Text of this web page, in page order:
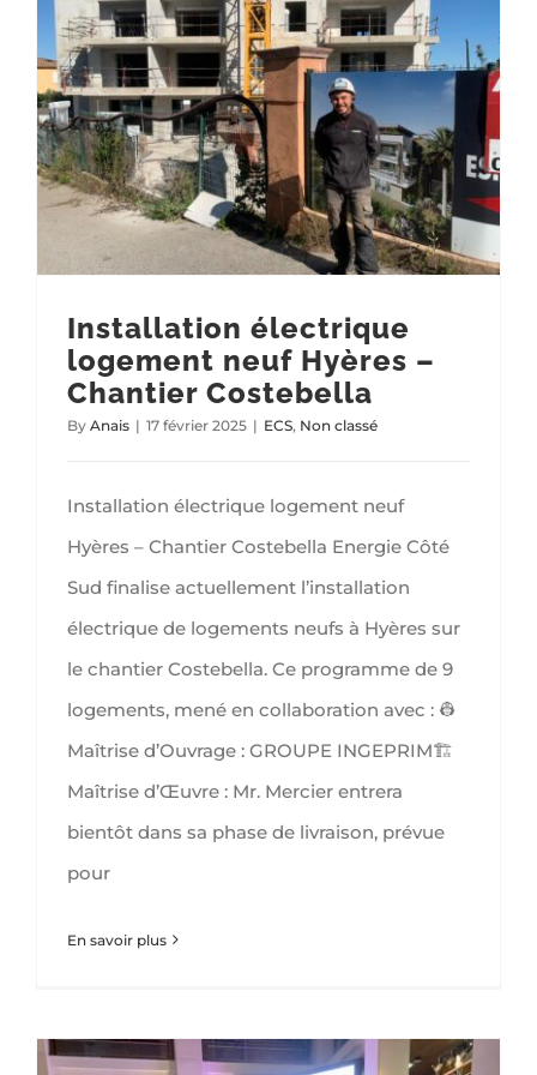
Installation électrique
logement neuf Hyères –
Chantier Costebella
By Anais | 17 février 2025 | ECS, Non classé
Installation électrique logement neuf
Hyères – Chantier Costebella Energie Côté
Sud finalise actuellement l’installation
électrique de logements neufs à Hyères sur
le chantier Costebella. Ce programme de 9
logements, mené en collaboration avec : 👷
Maîtrise d’Ouvrage : GROUPE INGEPRIM🏗
Maîtrise d’Œuvre : Mr. Mercier entrera
bientôt dans sa phase de livraison, prévue
pour
En savoir plus